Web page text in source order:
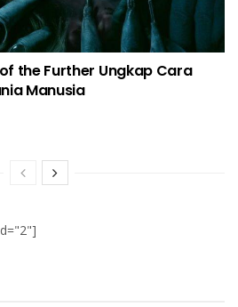
the Further Ungkap Cara
Manusia